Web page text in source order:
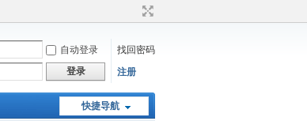
自动登录
找回密码
登录 注册
快捷导航